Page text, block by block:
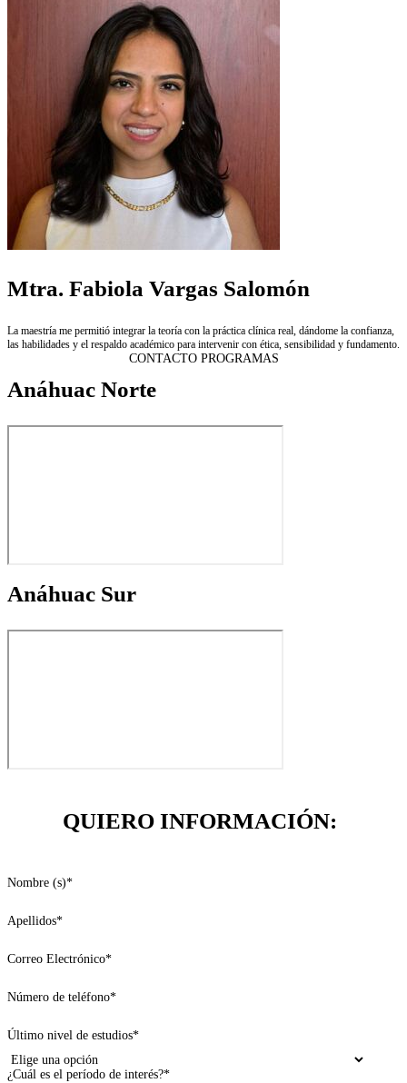
Mtra. Fabiola Vargas Salomón
La maestría me permitió integrar la teoría con la práctica clínica real, dándome la confianza,
las habilidades y el respaldo académico para intervenir con ética, sensibilidad y fundamento.
CONTACTO PROGRAMAS
Anáhuac Norte
Anáhuac Sur
QUIERO INFORMACIÓN:
Nombre (s)*
Apellidos*
Correo Electrónico*
Número de teléfono*
Último nivel de estudios*
¿Cuál es el período de interés?*